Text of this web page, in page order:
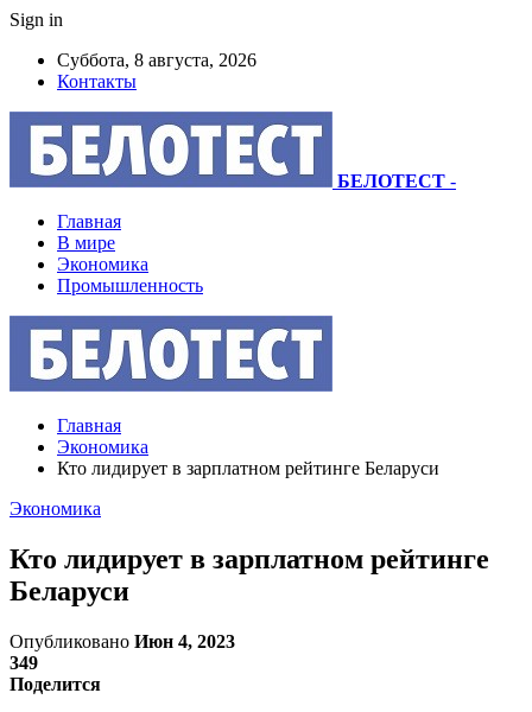
Sign in
Суббота, 8 августа, 2026
Контакты
БЕЛОТЕСТ -
Главная
В мире
Экономика
Промышленность
Главная
Экономика
Кто лидирует в зарплатном рейтинге Беларуси
Экономика
Кто лидирует в зарплатном рейтинге
Беларуси
Опубликовано Июн 4, 2023
349
Поделится